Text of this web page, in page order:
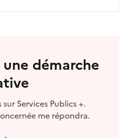
démarche
Services Publics +.
me répondra.